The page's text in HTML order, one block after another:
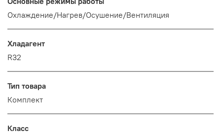
Охлаждение/Нагрев/Осушение/Вентиляция
Хладагент
R32
Тип товара
Комплект
Класс